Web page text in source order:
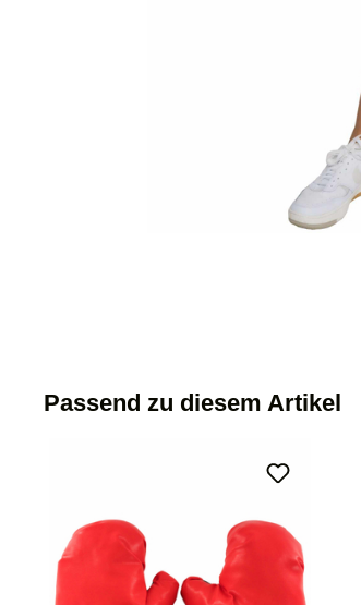
Passend zu diesem Artikel